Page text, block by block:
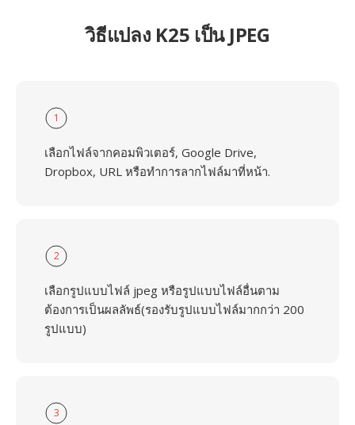
วิธีแปลง K25 เป็น JPEG
1
เลือกไฟล์จากคอมพิวเตอร์, Google Drive,
Dropbox, URL หรือทำการลากไฟล์มาที่หน้า.
2
เลือกรูปแบบไฟล์ jpeg หรือรูปแบบไฟล์อื่นตาม
ต้องการเป็นผลลัพธ์(รองรับรูปแบบไฟล์มากกว่า 200
รูปแบบ)
3